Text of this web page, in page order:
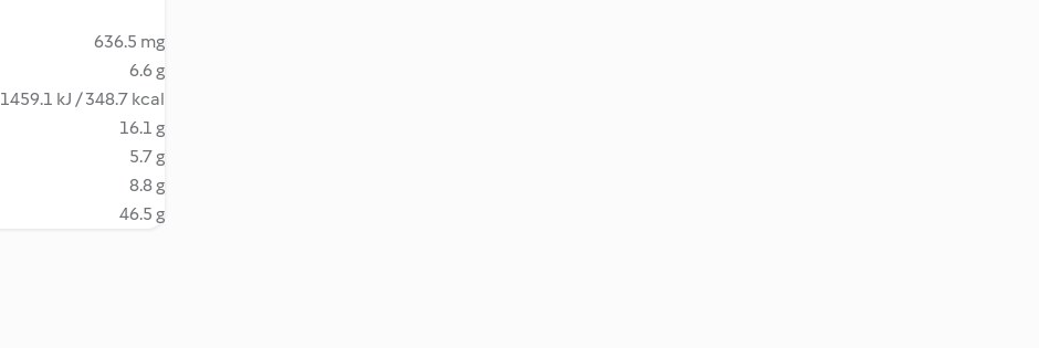
636.5 mg
6.6 g
1459.1 kJ / 348.7 kcal
16.1 g
5.7 g
8.8 g
46.5 g